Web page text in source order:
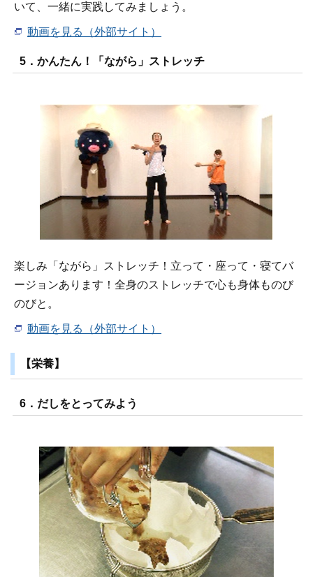
いて、一緒に実践してみましょう。
動画を見る（外部サイト）
5．かんたん！「ながら」ストレッチ
楽しみ「ながら」ストレッチ！立って・座って・寝てバ
ージョンあります！全身のストレッチで心も身体ものび
のびと。
動画を見る（外部サイト）
【栄養】
6．だしをとってみよう